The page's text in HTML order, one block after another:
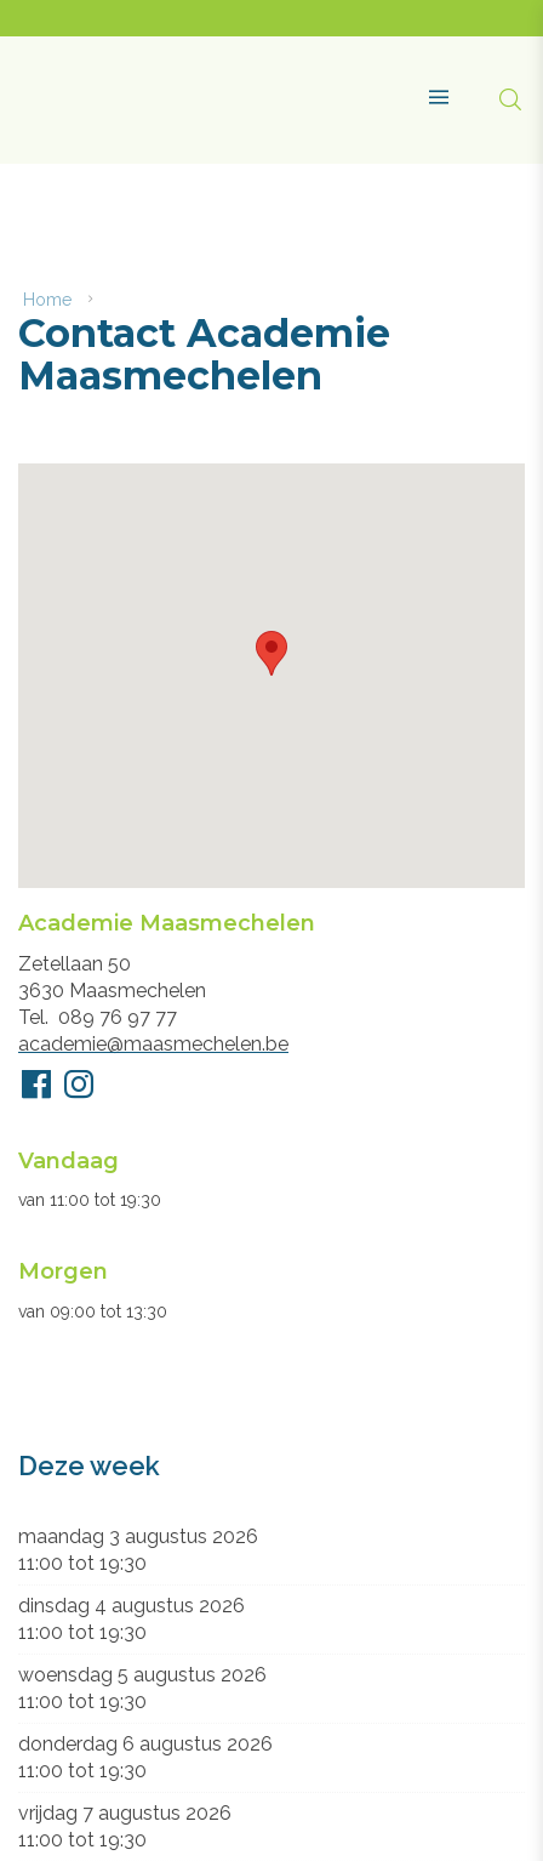
content
Home
Academie
Maasmechelen
Contact Academie
Maasmechelen
Academie Maasmechelen
Adres
Zetellaan 50
3630 Maasmechelen
Tel.
089 76 97 77
E-
mail
academie@maasmechelen.be
Volg
ons
FacebookInstagram
Openingsuren
secretariaat
Vandaag
van 11:00 tot 19:30
Morgen
van 09:00 tot 13:30
Deze week
maandag 3 augustus 2026
11:00 tot 19:30
dinsdag 4 augustus 2026
11:00 tot 19:30
woensdag 5 augustus 2026
11:00 tot 19:30
donderdag 6 augustus 2026
11:00 tot 19:30
vrijdag 7 augustus 2026
11:00 tot 19:30